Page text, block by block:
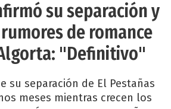
su separación y
de romance
"Definitivo"
su separación de El Pestañas
meses mientras crecen los